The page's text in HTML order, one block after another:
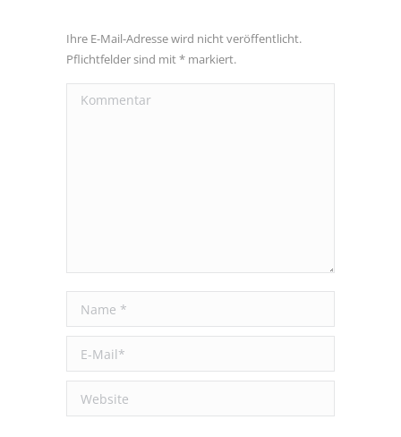
Ihre E-Mail-Adresse wird nicht veröffentlicht.
Pflichtfelder sind mit* markiert.
Kommentar
Name *
E-Mail *
Website